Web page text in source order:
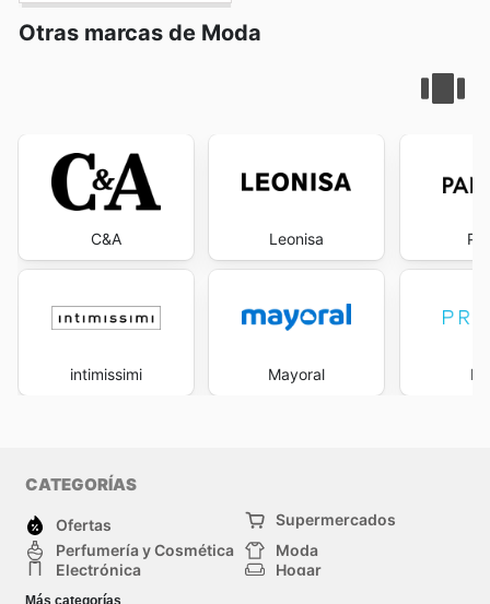
Otras marcas de Moda
C&A
intimissimi
Leonisa
Mayoral
CATEGORÍAS
Ofertas
Supermercados
Perfumería y Cosmética
Moda
Electrónica
Hogar
Deporte